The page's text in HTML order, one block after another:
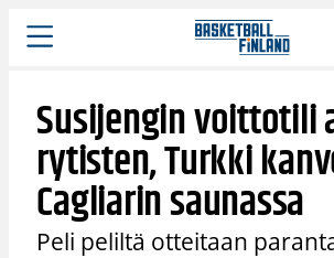
Siirry
sisältöön
Susijengin voittotili
rytisten, Turkki
Cagliarin saunassa
Peli peliltä otteitaan